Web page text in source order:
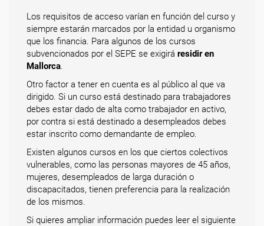
Los requisitos de acceso varían en función del curso y
siempre estarán marcados por la entidad u organismo
que los financia. Para algunos de los cursos
subvencionados por el SEPE se exigirá residir en
Mallorca.
Otro factor a tener en cuenta es al público al que va
dirigido. Si un curso está destinado para trabajadores
debes estar dado de alta como trabajador en activo,
por contra si está destinado a desempleados debes
estar inscrito como demandante de empleo.
Existen algunos cursos en los que ciertos colectivos
vulnerables, como las personas mayores de 45 años,
mujeres, desempleados de larga duración o
discapacitados, tienen preferencia para la realización
de los mismos.
Si quieres ampliar información puedes leer el siguiente